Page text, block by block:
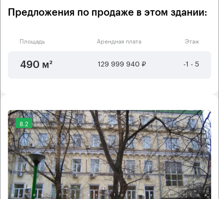
Предложения по продаже в этом здании:
Площадь Арендная плата Этаж
490 м² 129 999 940 ₽ -1 - 5
8.2